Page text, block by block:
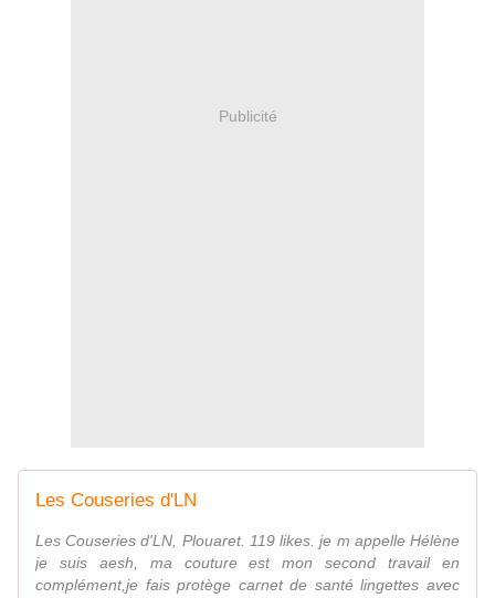
Publicité
Les Couseries d'LN
Les Couseries d'LN, Plouaret. 119 likes. je m appelle Hélène
je suis aesh, ma couture est mon second travail en
complément,je fais protège carnet de santé lingettes avec